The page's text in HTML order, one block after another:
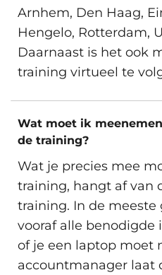
Arnhem, Den Haag,
Hengelo, Rotterdam,
Daarnaast is het ook
training virtueel te
Wat moet ik
de training?
Wat je precies mee
training, hangt af van
training. In de meeste
vooraf alle benodigde
of je een laptop moet
accountmanager laat